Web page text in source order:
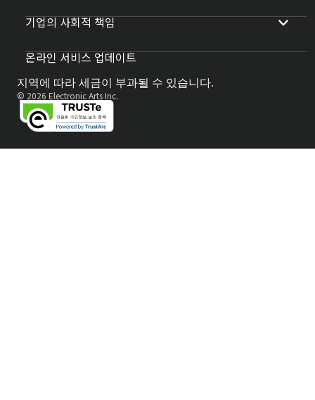
기업의 사회적 책임
온라인 서비스 업데이트
지역에 따라 세금이 부과될 수 있습니다.
© 2026 Electronic Arts Inc.